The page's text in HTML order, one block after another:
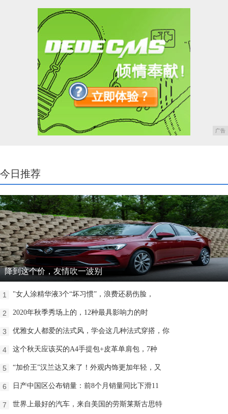
广告
今日推荐
降到这个价，友情吹一波别
1 "女人涂精华液3个“坏习惯”，浪费还易伤脸，
2 2020年秋季秀场上的，12种最具影响力的时
3 优雅女人都爱的法式风，学会这几种法式穿搭，你
4 这个秋天应该买的A4手提包+皮革单肩包，7种
5 “加价王”汉兰达又来了！外观内饰更加年轻，又
6 日产中国区公布销量：前8个月销量同比下滑11
7 世界上最好的汽车，来自美国的劳斯莱斯古思特